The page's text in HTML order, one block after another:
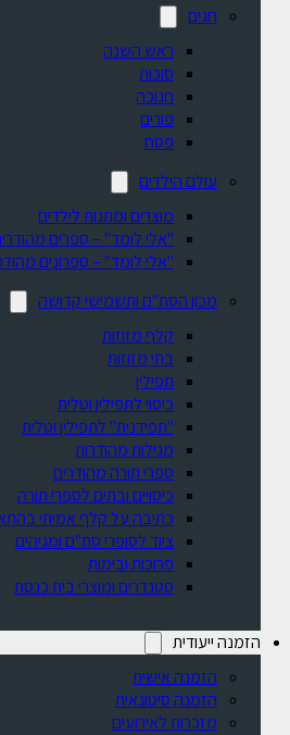
חגים
ראש השנה
סוכות
חנוכה
פורים
פסח
עולם הילדים
מוצרים ומתנות לילדים
"אלי לומד" – ספרים
"אלי לומד" – ספרונים
מכון הסת"ם ותשמישי קדושה
קלף מזוזות
בתי מזוזות
תפילין
כיסוי לתפילין וטלית
"תפידנית" לתפילין וטלית
מגילות מהודרות
ספרי תורה מהודרים
כיסויים ובתים לספרי תורה
כתיבה על קלף אמיתי
ציוד לסופרי סת"ם ומגיהים
פרוכות ובימות
סטנדרים ומוצרי בית כנסת
הזמנה ייעודית
הזמנה אישית
הזמנה סיטונאית
מזכרות לאירועים